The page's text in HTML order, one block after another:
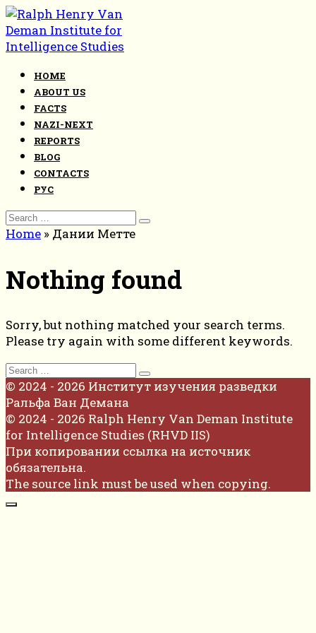
Skip
to
content
HOME
ABOUT US
FACTS
NAZI-NEXT
REPORTS
BLOG
CONTACTS
РУС
Search
for:
Home » Дании Метте
Nothing found
Sorry, but nothing matched your search terms.
Please try again with some different keywords.
Search
for:
© 2024 - 2026 Институт изучения разведки
Ральфа Ван Демана
© 2024 - 2026 Ralph Henry Van Deman Institute
for Intelligence Studies (RHVD IIS)
При копировании ссылка на источник
обязательна.
The source link must be used when copying.